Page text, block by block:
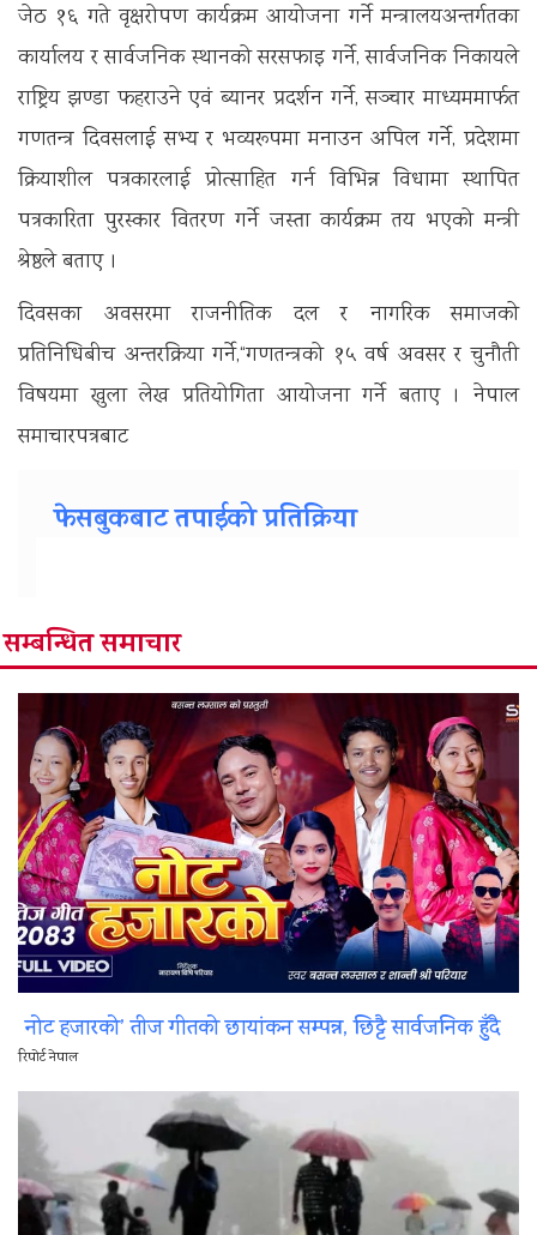
जेठ १६ गते वृक्षरोपण कार्यक्रम आयोजना गर्ने मन्त्रालयअन्तर्गतका
कार्यालय र सार्वजनिक स्थानको सरसफाइ गर्ने, सार्वजनिक निकायले
राष्ट्रिय झण्डा फहराउने एवं ब्यानर प्रदर्शन गर्ने, सञ्चार माध्यममार्फत
गणतन्त्र दिवसलाई सभ्य र भव्यरूपमा मनाउन अपिल गर्ने, प्रदेशमा
क्रियाशील पत्रकारलाई प्रोत्साहित गर्न विभिन्न विधामा स्थापित
पत्रकारिता पुरस्कार वितरण गर्ने जस्ता कार्यक्रम तय भएको मन्त्री
श्रेष्ठले बताए ।
दिवसका अवसरमा राजनीतिक दल र नागरिक समाजको
प्रतिनिधिबीच अन्तरक्रिया गर्ने,“गणतन्त्रको १५ वर्ष अवसर र चुनौती
विषयमा खुला लेख प्रतियोगिता आयोजना गर्ने बताए । नेपाल
समाचारपत्रबाट
फेसबुकबाट तपाईको प्रतिक्रिया
सम्बन्धित समाचार
नोट हजारको’ तीज गीतको छायांकन सम्पन्न, छिट्टै सार्वजनिक हुँदै
रिपोर्ट नेपाल